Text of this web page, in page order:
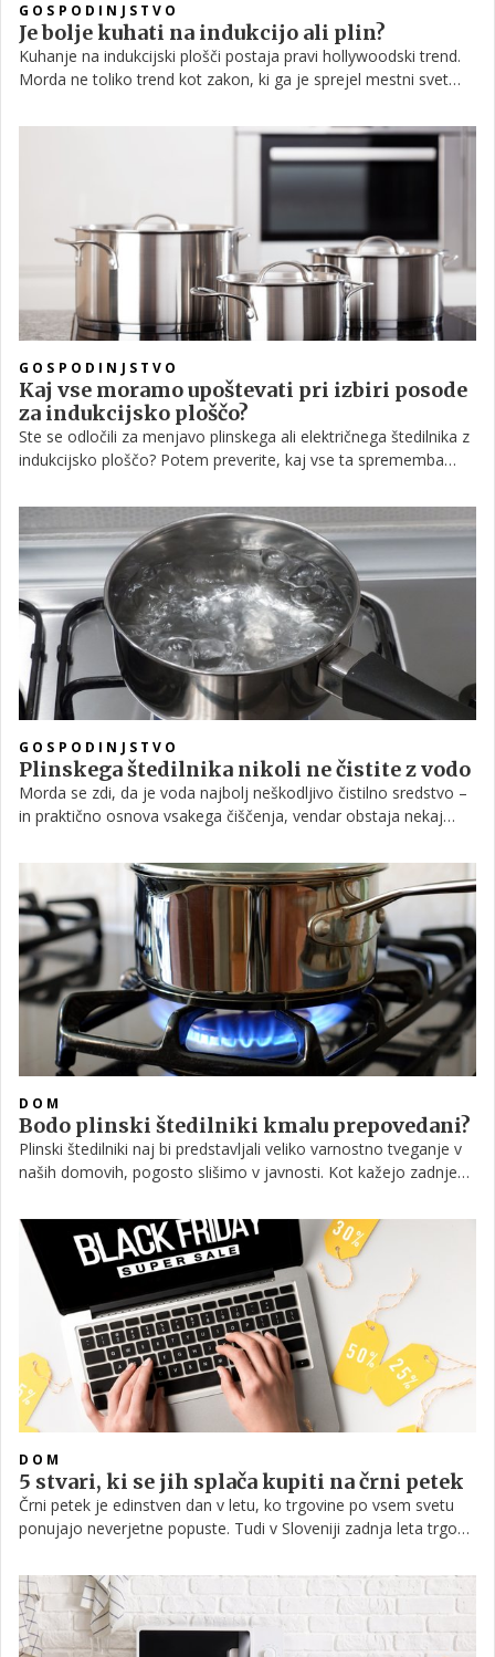
GOSPODINJSTVO
Je bolje kuhati na indukcijo ali plin?
Kuhanje na indukcijski plošči postaja pravi hollywoodski trend.
Morda ne toliko trend kot zakon, ki ga je sprejel mestni svet
Določilo, ki bo začelo veljati s 1. januarjem prihodnjega leta,
namreč prepoveduje vgradnjo plinskih štedilnikov v
GOSPODINJSTVO
Kaj vse moramo upoštevati pri izbiri posode
za indukcijsko ploščo?
Ste se odločili za menjavo plinskega ali električnega štedilnika z
indukcijsko ploščo? Potem preverite, kaj vse ta sprememba
enak plinskemu štedilniku, se princip delovanja med njima
nekoliko razlikuje. Gotovo veste, da vsaka posoda ni primerna
za indukcijsko ploščo. Kakšna posoda pa potem je namenjena
indukcijski plošči in kako jo izbrati?
GOSPODINJSTVO
Plinskega štedilnika nikoli ne čistite z vodo
Morda se zdi, da je voda najbolj neškodljivo čistilno sredstvo –
in praktično osnova vsakega čiščenja, vendar obstaja nekaj
raje izogibajte.
DOM
Bodo plinski štedilniki kmalu prepovedani?
Plinski štedilniki naj bi predstavljali veliko varnostno tveganje v
naših domovih, pogosto slišimo v javnosti. Kot kažejo zadnje
zgodovino, v tem tudi nekaj resnice. S prihodom novejših oblik
kuhalnih plošč, kot sta steklokeramična in indukcijska plošča ,se
je negativnim učinkom mogoče izogniti, vprašanje pa je, če je
to res potrebno. Bi nas res moralo skrbeti, če kuhamo na plin?
DOM
5 stvari, ki se jih splača kupiti na črni petek
Črni petek je edinstven dan v letu, ko trgovine po vsem svetu
ponujajo neverjetne popuste. Tudi v Sloveniji zadnja leta trgovci
nakupovanja kljub vsemu treba lotiti premišljeno in dati
prednost specifičnim izdelkom, ki si jih v redni prodaji težje
privoščimo. Preverite, v katerih 5 skupin izdelkov se v osnovi
najbolj splača investirati na sloviti 'Black Friday'.